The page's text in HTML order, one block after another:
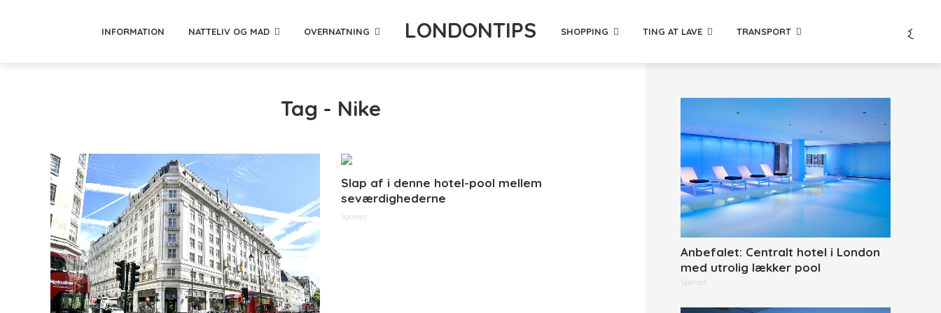
INFORMATION NATTELIV OG MAD OVERNATNING LONDONTIPS SHOPPING TING AT LAVE TRANSPORT
Tag - Nike
Slap af i denne hotel-pool mellem
seværdighederne
Sponset
Anbefalet: Centralt hotel i London
med utrolig lækker pool
Sponset